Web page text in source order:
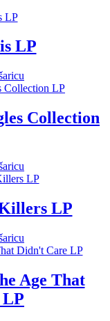
LP
Collection
LP
Age That
LP